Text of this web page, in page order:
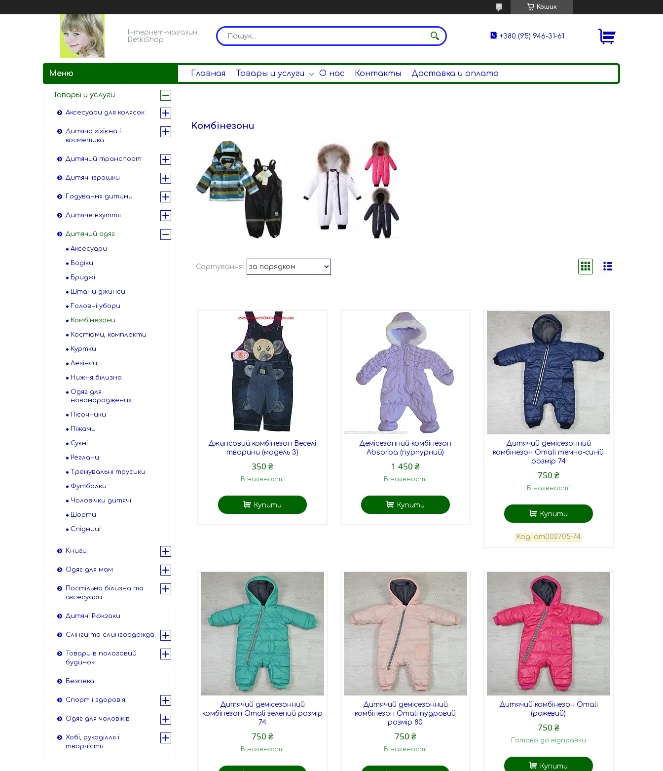
Кошик
Інтернет-магазин
DetkiShop
+380 (95) 946-31-61
Главная Товары и услуги О нас Контакты Доставка и оплата
Комбінезони
Джинсовий комбінезон Веселі
тварини (модель 3)
350 ₴
В наявності
Купити
Демісезонний комбінезон
Absorba (пурпурний)
1 450 ₴
В наявності
Купити
Дитячий демісезонний
комбінезон Omali темно-синій
розмір 74
750 ₴
В наявності
Купити
оm002705-74
Дитячий демісезонний
комбінезон Omali зелений розмір
74
750 ₴
В наявності
Дитячий демісезонний
комбінезон Omali пудровий
розмір 80
750 ₴
В наявності
Дитячий комбінезон Omali
(рожевий)
750 ₴
Готово до відправки
Купити
Товары и услуги
Аксесуари для колясок
Дитяча гігієна і
косметика
Дитячий транспорт
Дитячі іграшки
Годування дитини
Дитяче взуття
Дитячий одяг
Аксесуари
Бодіки
Бриджі
Штани джинси
Головні убори
Комбінезони
Костюми, комплекти
Куртки
Легінси
Нижня білизна
Одяг для
новонароджених
Пісочники
Піжами
Сукні
Реглани
Тренувальні трусики
Футболки
Чоловічки дитячі
Шорти
Спідниці
Книги
Одяг для мам
Постільна білизна та
аксесуари
Дитячі Рюкзаки
Слінги та слингоодежда
Товари в пологовий
будинок
Безпека
Спорт і здоров'я
Одяг для чоловіків
Хобі, рукоділля і
творчість